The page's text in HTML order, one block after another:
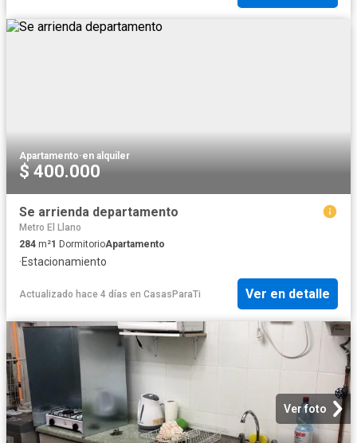
Apartamento·en alquiler
$ 400.000
Se arrienda departamento
Metro El Llano
284 m²1 DormitorioApartamento
·Estacionamiento
Actualizado hace 4 días en CasasParaTi Ver en detalle
Ver foto